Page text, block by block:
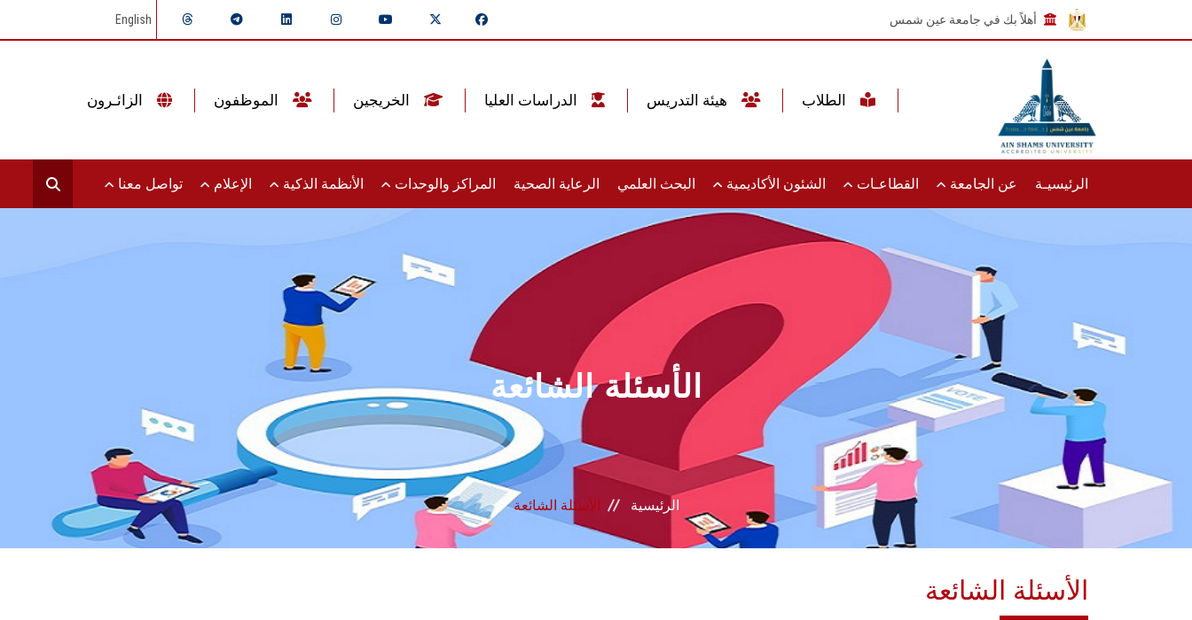
أهلاً بك في جامعة عين شمس English
الرئيسيـة عن الجامعة القطاعـات الشئون الأكاديمية البحث العلمي الرعاية الصحية المراكز والوحدات الأنظمة الذكية الإعلام تواصل معنا
الأسئلة الشائعة
الرئيسية الأسئلة الشائعة
الأسئلة الشائعة